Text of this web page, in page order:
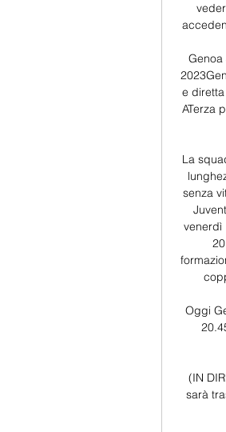
Genoa
e
ATerza
La
senza
venerdì
Oggi
(IN
sarà